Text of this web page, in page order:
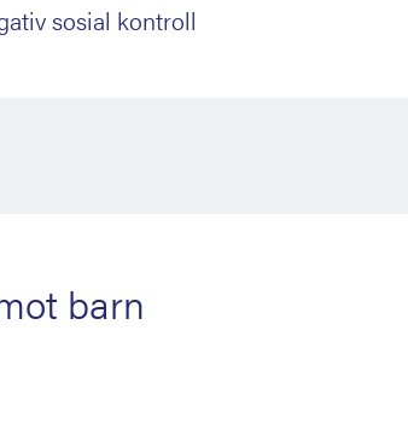
sosial kontroll
barn